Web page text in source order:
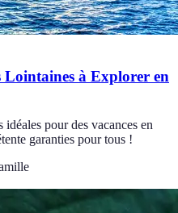
Lointaines à Explorer en
pour des vacances en
garanties pour tous !